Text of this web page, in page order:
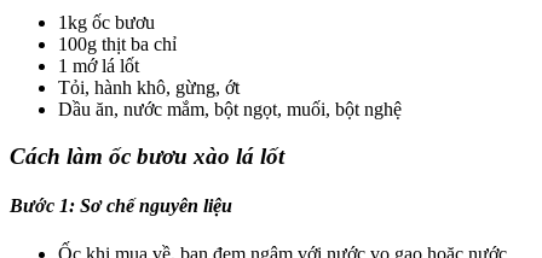
1kg ốc bươu
100g thịt ba chỉ
1 mớ lá lốt
Tỏi, hành khô, gừng, ớt
Dầu ăn, nước mắm, bột ngọt, muối, bột nghệ
Cách làm ốc bươu xào lá lốt
Bước 1: Sơ chế nguyên liệu
Ốc khi mua về, bạn đem ngâm với nước vo gạo hoặc nước